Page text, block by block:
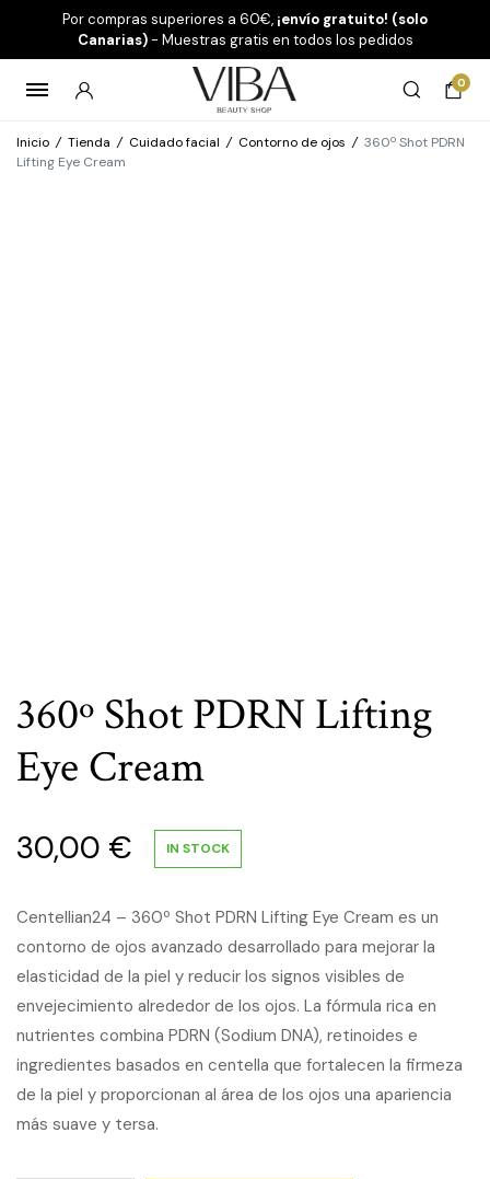
Por compras superiores a 60€, ¡envío gratuito! (solo
Canarias)- Muestras gratis en todos los pedidos
0
Inicio / Tienda / Cuidado facial / Contorno de ojos / 360º Shot PDRN
Lifting Eye Cream
360º Shot PDRN Lifting
Eye Cream
30,00 € IN STOCK
Centellian24 – 360º Shot PDRN Lifting Eye Cream es un
contorno de ojos avanzado desarrollado para mejorar la
elasticidad de la piel y reducir los signos visibles de
envejecimiento alrededor de los ojos. La fórmula rica en
nutrientes combina PDRN (Sodium DNA), retinoides e
ingredientes basados en centella que fortalecen la firmeza
de la piel y proporcionan al área de los ojos una apariencia
más suave y tersa.